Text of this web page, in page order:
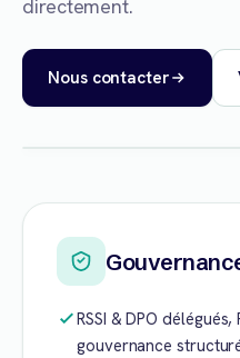
directement.
Nous contacter
RSSI & DPO délégués,
gouvernance